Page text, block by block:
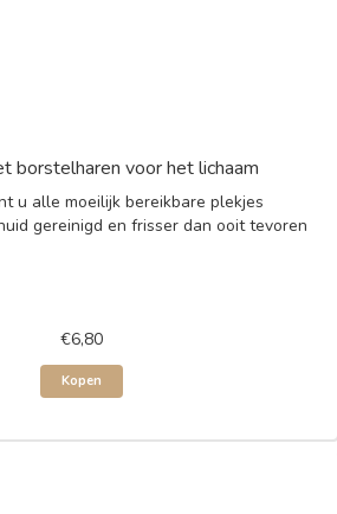
borstelharen voor het lichaam
u alle moeilijk bereikbare plekjes
gereinigd en frisser dan ooit tevoren
€6,80
Kopen